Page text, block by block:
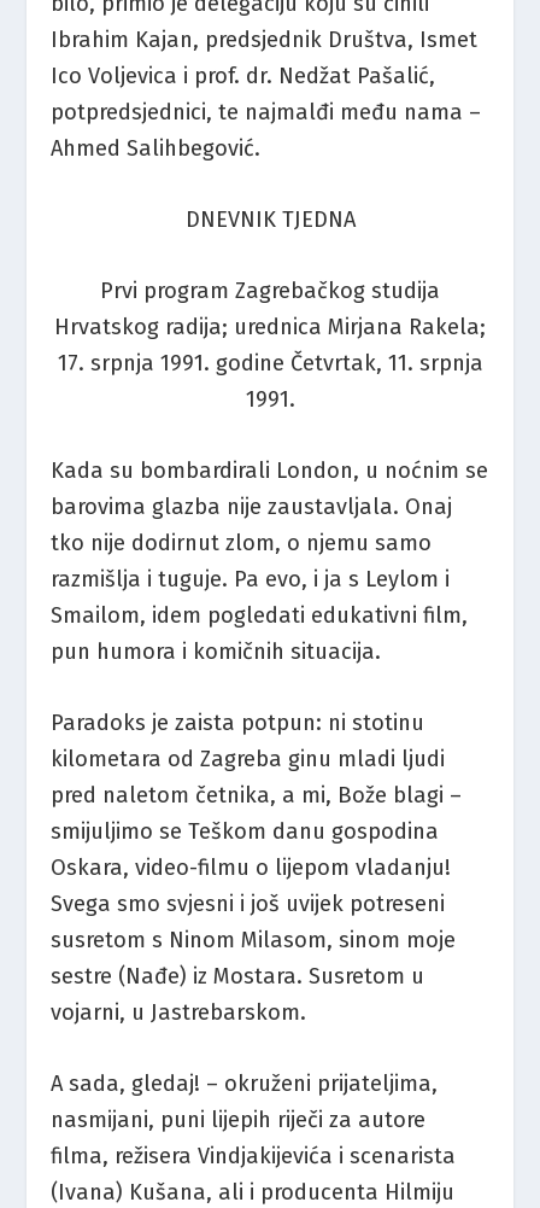
Ibrahim Kajan, predsjednik Društva, Ismet
Ico Voljevica i prof. dr. Nedžat Pašalić,
potpredsjednici, te najmalđi među nama –
Ahmed Salihbegović.
DNEVNIK TJEDNA
Prvi program Zagrebačkog studija
Hrvatskog radija; urednica Mirjana Rakela;
17. srpnja 1991. godine Četvrtak, 11. srpnja
1991.
Kada su bombardirali London, u noćnim se
barovima glazba nije zaustavljala. Onaj
tko nije dodirnut zlom, o njemu samo
razmišlja i tuguje. Pa evo, i ja s Leylom i
Smailom, idem pogledati edukativni film,
pun humora i komičnih situacija.
Paradoks je zaista potpun: ni stotinu
kilometara od Zagreba ginu mladi ljudi
pred naletom četnika, a mi, Bože blagi –
smijuljimo se Teškom danu gospodina
Oskara, video-filmu o lijepom vladanju!
Svega smo svjesni i još uvijek potreseni
susretom s Ninom Milasom, sinom moje
sestre (Nađe) iz Mostara. Susretom u
vojarni, u Jastrebarskom.
A sada, gledaj! – okruženi prijateljima,
nasmijani, puni lijepih riječi za autore
filma, režisera Vindjakijevića i scenarista
(Ivana) Kušana, ali i producenta Hilmiju